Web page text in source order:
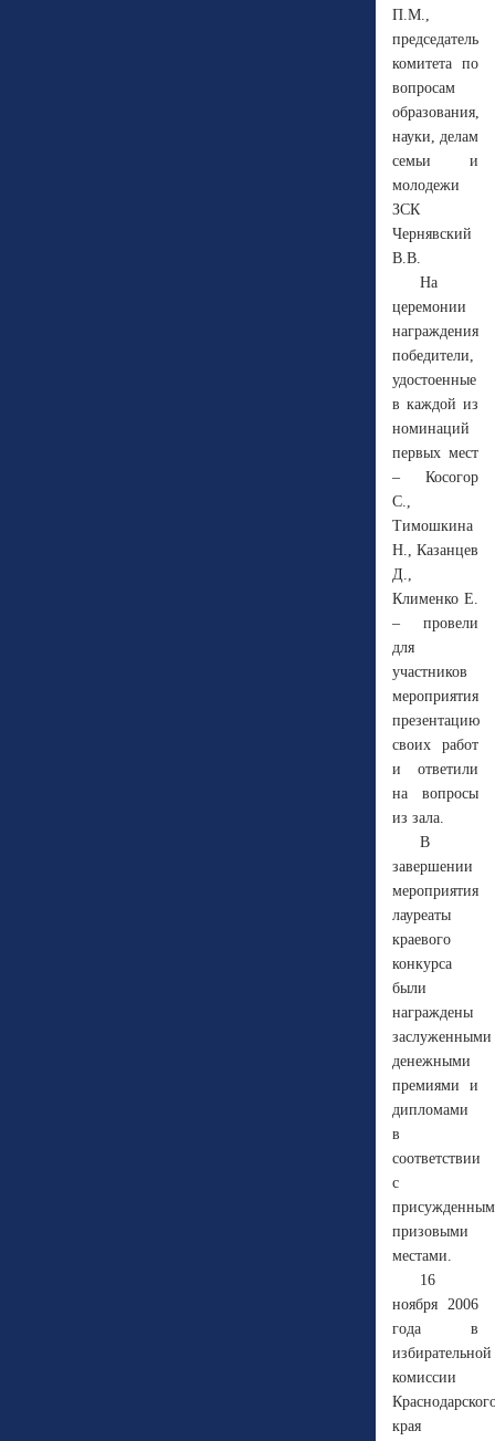
П.М.,
председатель
комитета по
вопросам
образования,
науки, делам
семьи и
молодежи
ЗСК
Чернявский
В.В.
На
церемонии
награждения
победители,
удостоенные
в каждой из
номинаций
первых мест
– Косогор
С.,
Тимошкина
Н., Казанцев
Д.,
Клименко Е.
– провели
для
участников
мероприятия
презентацию
своих работ
и ответили
на вопросы
из зала.
В
завершении
мероприятия
лауреаты
краевого
конкурса
были
награждены
заслуженными
денежными
премиями и
дипломами
в
соответствии
с
призовыми
местами.
16
ноября 2006
года в
избирательной
комиссии
края